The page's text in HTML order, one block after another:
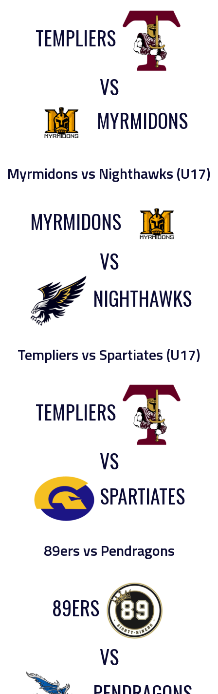
TEMPLIERS
VS
MYRMIDONS
Myrmidons vs Nighthawks (U17)
MYRMIDONS
VS
NIGHTHAWKS
Templiers vs Spartiates (U17)
TEMPLIERS
VS
SPARTIATES
89ers vs Pendragons
89ERS
VS